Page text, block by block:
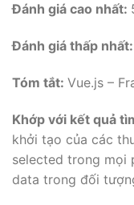
Đánh giá cao nhất:
Đánh giá thấp nhất:
Tóm tắt: Vue.js –
Khớp với kết quả
khởi tạo của các
selected trong mọi
data trong đối